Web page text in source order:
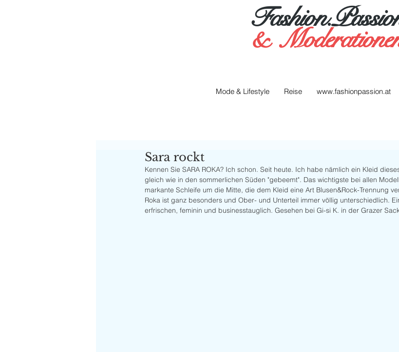
&
Mode & Lifestyle Reise www.fashionpassion.at
Sara rockt
Kennen Sie SARA ROKA? Ich schon. Seit heute. Ich habe nämlich ein Kleid
gleich wie in den sommerlichen Süden "gebeemt". Das wichtigste bei allen
markante Schleife um die Mitte, die dem Kleid eine Art Blusen&Rock-Trennung
Roka ist ganz besonders und Ober- und Unterteil immer völlig unterschiedlich.
erfrischen, feminin und businesstauglich. Gesehen bei Gi-si K. in der Grazer